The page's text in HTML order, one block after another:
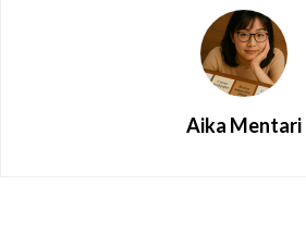
Aika Mentari